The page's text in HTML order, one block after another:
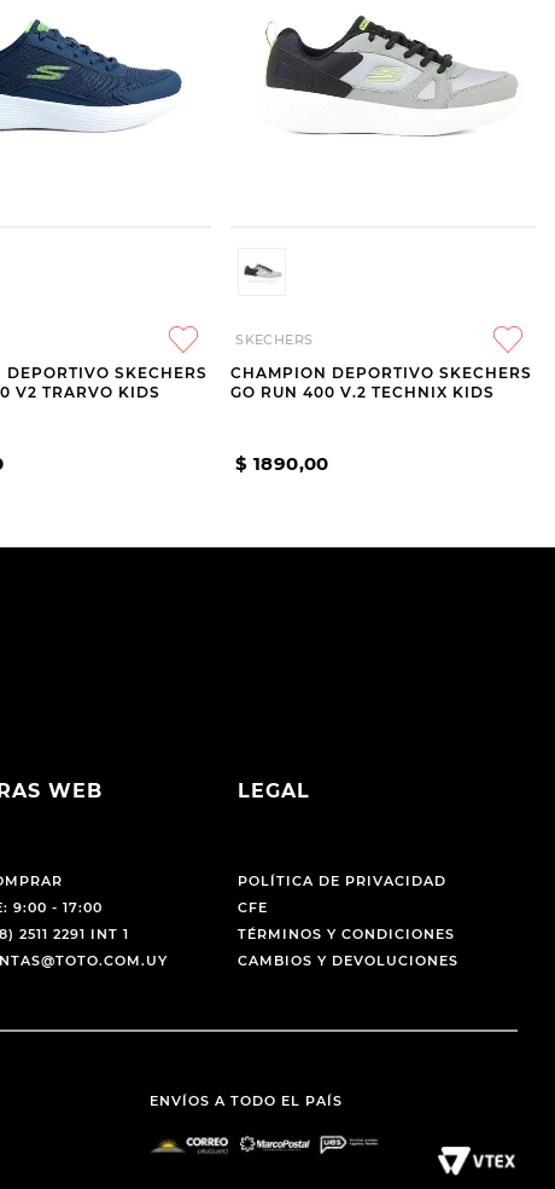
SKECHERS
V2 TRARVO KIDS
SKECHERS
CHAMPION DEPORTIVO SKECHERS
GO RUN 400 V.2 TECHNIX KIDS
$ 1890,00
WEB
9:00 - 17:00
2511 2291 INT 1
LEGAL
POLÍTICA DE PRIVACIDAD
CFE
TÉRMINOS Y CONDICIONES
CAMBIOS Y DEVOLUCIONES
ENVÍOS A TODO EL PAÍS